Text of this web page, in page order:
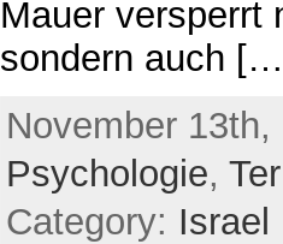
Mauer versperrt
sondern auch
November
Psychologie,
Category: Israel